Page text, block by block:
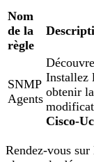
Nom
de la
règle
SNMP
Agents
Installez
obtenir
Cisco-
Rendez-vous sur